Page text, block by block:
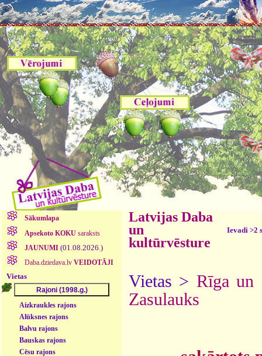
Sākumlapa
Apsekoto KOKUsaraksts
JAUNUMI (01.08.2026.)
Daba.dziedava.lv VEIDOTĀJI
Vietas
Aizkraukles rajons
Alūksnes rajons
Balvu rajons
Bauskas rajons
Cēsu rajons
Latvijas Daba
un
kultūrvēsture
Ievadi >2
Vietas > Rīga un
Zasulauks